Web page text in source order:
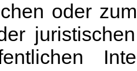
oder